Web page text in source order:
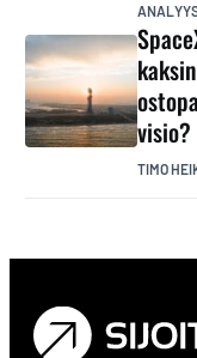
visio?
TIMO